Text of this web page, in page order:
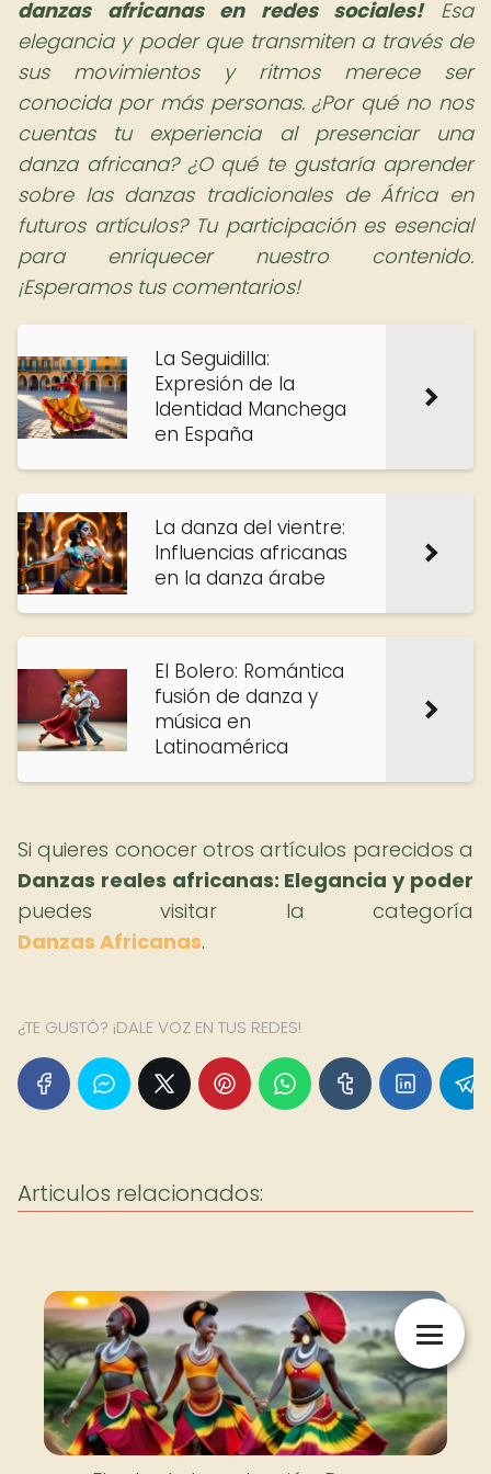
danzas africanas en redes sociales!Esa
elegancia y poder que transmiten a través de
sus movimientos y ritmos merece ser
conocida por más personas. ¿Por qué no nos
cuentas tu experiencia al presenciar una
danza africana? ¿O qué te gustaría aprender
sobre las danzas tradicionales de África en
futuros artículos? Tu participación es esencial
para enriquecer nuestro contenido.
¡Esperamos tus comentarios!
La Seguidilla:
Expresión de la
Identidad Manchega
en España
La danza del vientre:
Influencias africanas
en la danza árabe
El Bolero: Romántica
fusión de danza y
música en
Latinoamérica
Si quieres conocer otros artículos parecidos a
Danzas reales africanas: Elegancia y poder
puedes visitar la categoría
Danzas Africanas.
¿TE GUSTÓ? ¡DALE VOZ EN TUS REDES!
Articulos relacionados: